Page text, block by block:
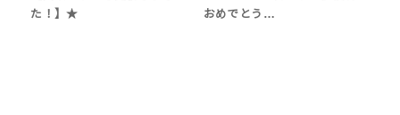
た！】★
おめでとう…